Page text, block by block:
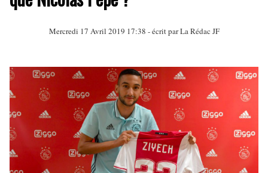
Mercredi 17 Avril 2019 17:38 - écrit par La Rédac JF